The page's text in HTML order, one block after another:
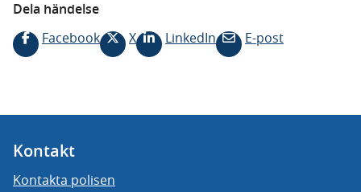
Dela händelse
Facebook
X LinkedIn E-post
Kontakt
Kontakta polisen